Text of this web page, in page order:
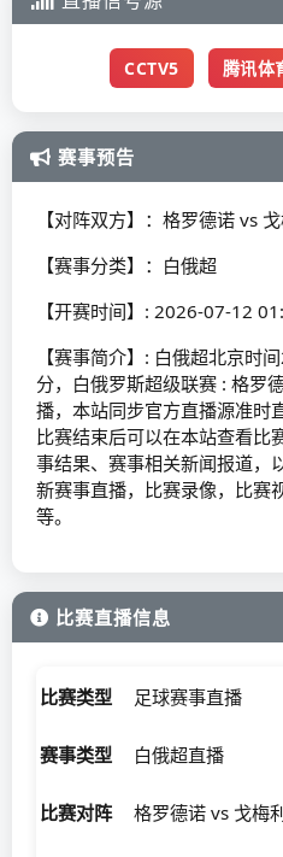
CCTV5 腾讯体
赛事预告
【对阵双方】：格罗德诺 vs
【赛事分类】：白俄超
【开赛时间】: 2026-07-12
【赛事简介】: 白俄超北京时
分，白俄罗斯超级联赛 : 格罗
播，本站同步官方直播源准时
比赛结束后可以在本站查看比
事结果、赛事相关新闻报道，
新赛事直播，比赛录像，比赛
等。
比赛直播信息
比赛类型 足球赛事直播
赛事类型 白俄超直播
比赛对阵 格罗德诺 vs 戈梅